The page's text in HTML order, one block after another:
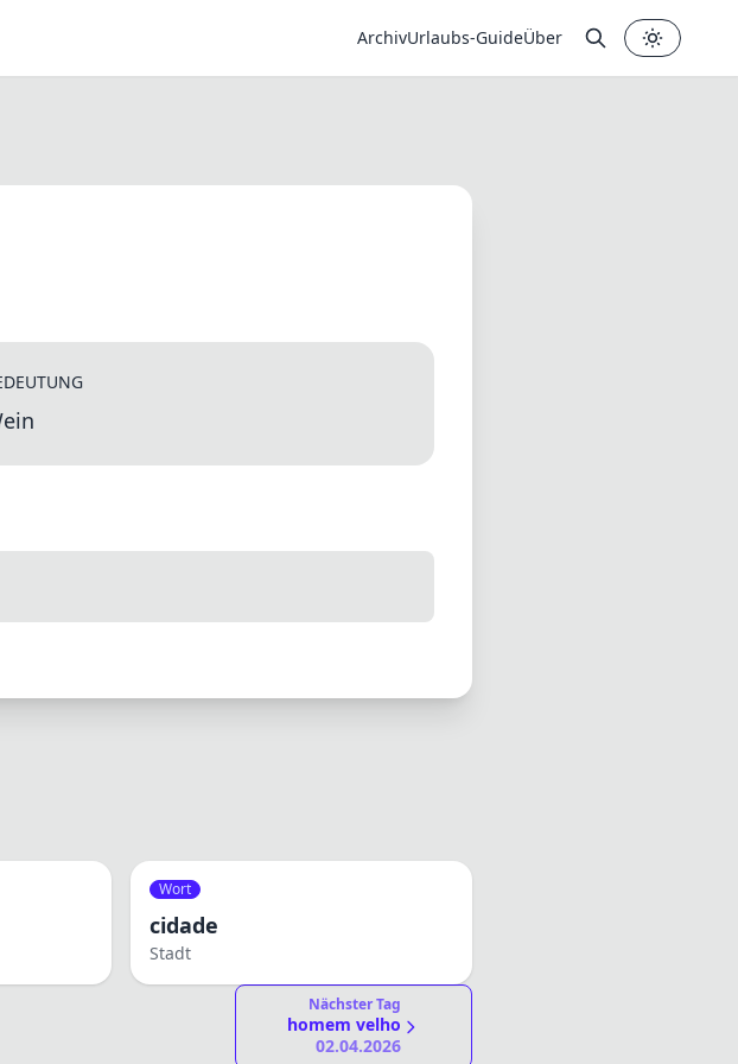
ArchivUrlaubs-GuideÜber
Wort
cidade
Stadt
Nächster Tag
homem velho
02.04.2026